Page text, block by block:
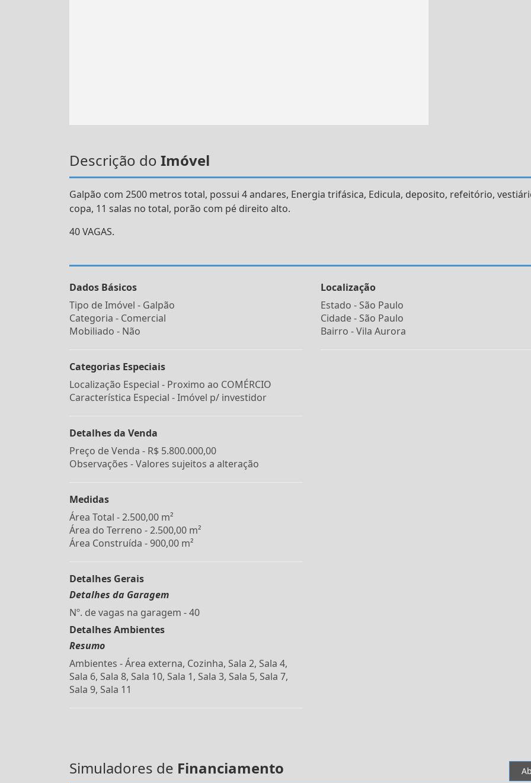
Descrição do Imóvel
Galpão com 2500 metros total, possui 4 andares, Energia trifásica, Edicula, deposito, refeitório,
copa, 11 salas no total, porão com pé direito alto.
40 VAGAS.
Dados Básicos
Tipo de Imóvel - Galpão
Categoria - Comercial
Mobiliado - Não
Categorias Especiais
Localização Especial - Proximo ao COMÉRCIO
Característica Especial - Imóvel p/ investidor
Detalhes da Venda
Preço de Venda - R$ 5.800.000,00
Observações - Valores sujeitos a alteração
Medidas
Área Total - 2.500,00 m²
Área do Terreno - 2.500,00 m²
Área Construída - 900,00 m²
Detalhes Gerais
Detalhes da Garagem
Nº. de vagas na garagem - 40
Detalhes Ambientes
Resumo
Ambientes - Área externa, Cozinha, Sala 2, Sala 4,
Sala 6, Sala 8, Sala 10, Sala 1, Sala 3, Sala 5, Sala 7,
Sala 9, Sala 11
Localização
Estado - São Paulo
Cidade - São Paulo
Bairro -Vila Aurora
Simuladores de Financiamento